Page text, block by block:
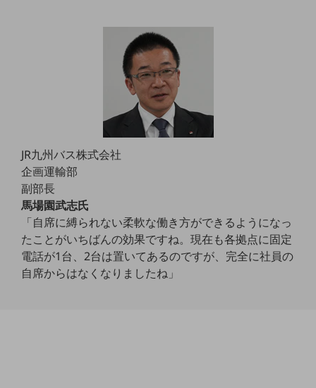
一次産業
医療・介護
モビリティ
製造・建設業
JR九州バス株式会社
企画運輸部
副部長
馬場園武志氏
「自席に縛られない柔軟な働き方ができるようになっ
たことがいちばんの効果ですね。現在も各拠点に固定
電話が1台、2台は置いてあるのですが、完全に社員の
自席からはなくなりましたね」